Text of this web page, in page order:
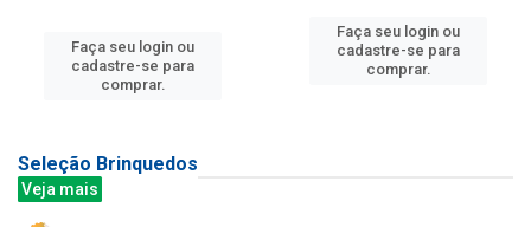
Faça seu login ou
cadastre-se para
comprar.
Faça seu login ou
cadastre-se para
comprar.
Seleção Brinquedos
Veja mais